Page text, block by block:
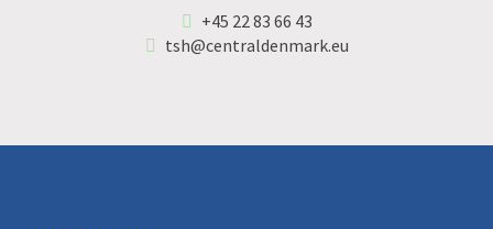
+45 22 83 66 43
tsh@centraldenmark.eu